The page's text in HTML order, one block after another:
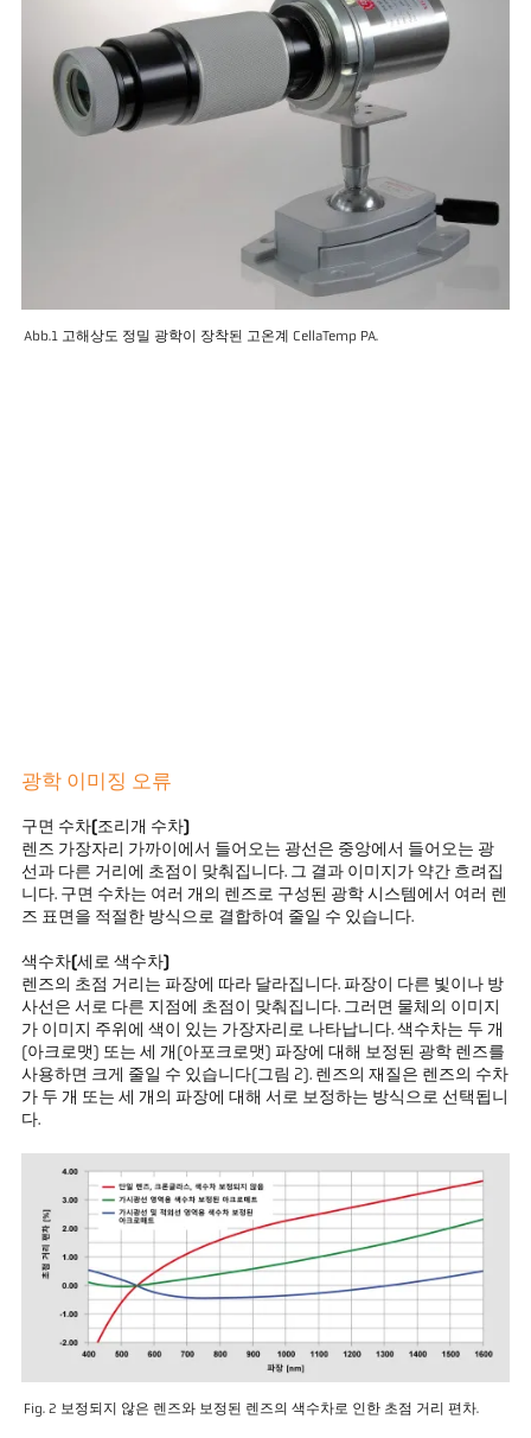
Abb.1 고해상도 정밀 광학이 장착된 고온계 CellaTemp PA.
광학 이미징 오류
구면 수차(조리개 수차)
렌즈 가장자리 가까이에서 들어오는 광선은 중앙에서 들어오는 광
선과 다른 거리에 초점이 맞춰집니다. 그 결과 이미지가 약간 흐려집
니다. 구면 수차는 여러 개의 렌즈로 구성된 광학 시스템에서 여러 렌
즈 표면을 적절한 방식으로 결합하여 줄일 수 있습니다.
색수차(세로 색수차)
렌즈의 초점 거리는 파장에 따라 달라집니다. 파장이 다른 빛이나 방
사선은 서로 다른 지점에 초점이 맞춰집니다. 그러면 물체의 이미지
가 이미지 주위에 색이 있는 가장자리로 나타납니다. 색수차는 두 개
(아크로맷) 또는 세 개(아포크로맷) 파장에 대해 보정된 광학 렌즈를
사용하면 크게 줄일 수 있습니다(그림 2). 렌즈의 재질은 렌즈의 수차
가 두 개 또는 세 개의 파장에 대해 서로 보정하는 방식으로 선택됩니
다.
Fig. 2 보정되지 않은 렌즈와 보정된 렌즈의 색수차로 인한 초점 거리 편차.